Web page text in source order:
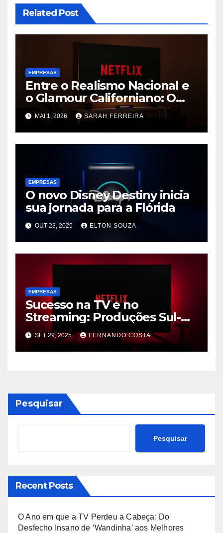
Related Post
EMPRESAS
Entre o Realismo Nacional e
o Glamour Californiano: O
Que Vai Prender Sua
Atenção na Netflix
MAI 1, 2026 SARAH FERREIRA
EMPRESAS
O novo Disney Destiny inicia
sua jornada para a Flórida
OUT 23, 2025 ELTON SOUZA
EMPRESAS
Sucesso na TV e no
Streaming: Produções Sul-
Coreanas Conquistam o
Público com Formatos
Inovadores
SET 29, 2025 FERNANDO COSTA
Pesquisar
Pesquisar
Recent Posts
O Ano em que a TV Perdeu a Cabeça: Do
Desfecho Insano de ‘Wandinha’ aos Melhores